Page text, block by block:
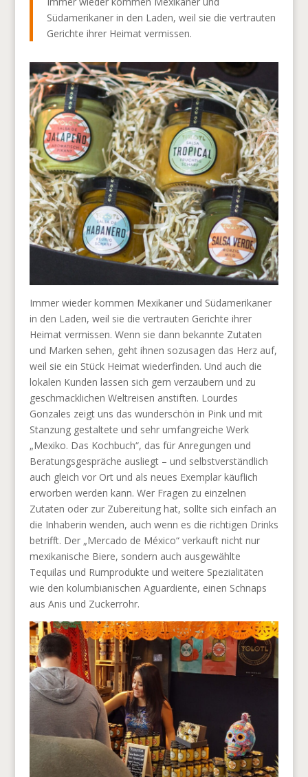
Südamerikaner in den Laden, weil sie die vertrauten
Gerichte ihrer Heimat vermissen.
Immer wieder kommen Mexikaner und Südamerikaner
in den Laden, weil sie die vertrauten Gerichte ihrer
Heimat vermissen. Wenn sie dann bekannte Zutaten
und Marken sehen, geht ihnen sozusagen das Herz auf,
weil sie ein Stück Heimat wiederfinden. Und auch die
lokalen Kunden lassen sich gern verzaubern und zu
geschmacklichen Weltreisen anstiften. Lourdes
Gonzales zeigt uns das wunderschön in Pink und mit
Stanzung gestaltete und sehr umfangreiche Werk
„Mexiko. Das Kochbuch“, das für Anregungen und
Beratungsgespräche ausliegt – und selbstverständlich
auch gleich vor Ort und als neues Exemplar käuflich
erworben werden kann. Wer Fragen zu einzelnen
Zutaten oder zur Zubereitung hat, sollte sich einfach an
die Inhaberin wenden, auch wenn es die richtigen Drinks
betrifft. Der „Mercado de México“ verkauft nicht nur
mexikanische Biere, sondern auch ausgewählte
Tequilas und Rumprodukte und weitere Spezialitäten
wie den kolumbianischen Aguardiente, einen Schnaps
aus Anis und Zuckerrohr.